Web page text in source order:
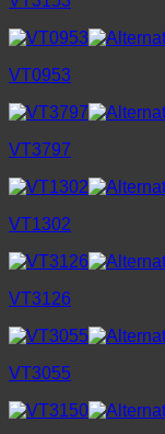
VT0953
VT3797
VT1302
VT3126
VT3055